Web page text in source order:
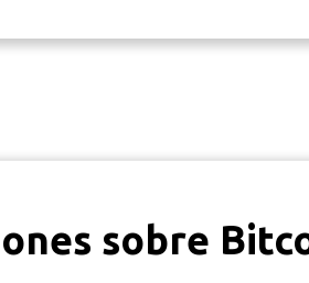
sobre